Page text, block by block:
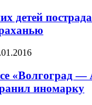
детей
«Волгоград —
иномарку